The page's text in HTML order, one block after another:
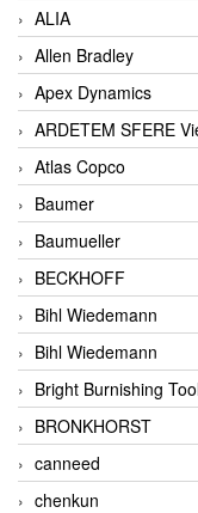
ALIA
Allen Bradley
Apex Dynamics
ARDETEM SFERE
Atlas Copco
Baumer
Baumueller
BECKHOFF
Bihl Wiedemann
Bihl Wiedemann
Bright Burnishing
BRONKHORST
canneed
chenkun